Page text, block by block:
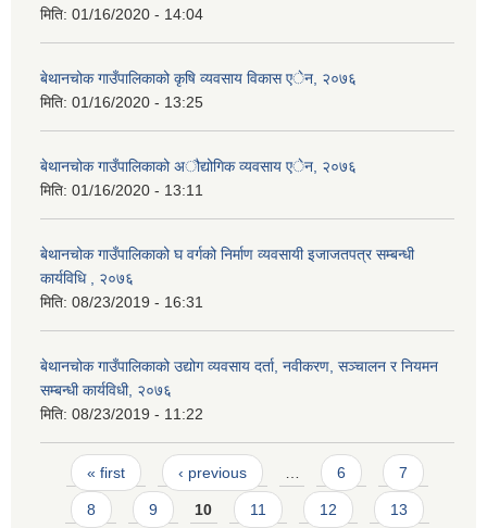
मिति: 01/16/2020 - 14:04
बेथानचोक गाउँपालिकाको कृषि व्यवसाय विकास एेन, २०७६
मिति: 01/16/2020 - 13:25
बेथानचोक गाउँपालिकाको अौद्योगिक व्यवसाय एेन, २०७६
मिति: 01/16/2020 - 13:11
बेथानचोक गाउँपालिकाको घ वर्गको निर्माण व्यवसायी इजाजतपत्र सम्बन्धी
कार्यविधि , २०७६
मिति: 08/23/2019 - 16:31
बेथानचोक गाउँपालिकाको उद्योग व्यवसाय दर्ता, नवीकरण, सञ्चालन र नियमन
सम्बन्धी कार्यविधी, २०७६
मिति: 08/23/2019 - 11:22
Pages
« first ‹ previous … 6 7
8 9 10 11 12 13